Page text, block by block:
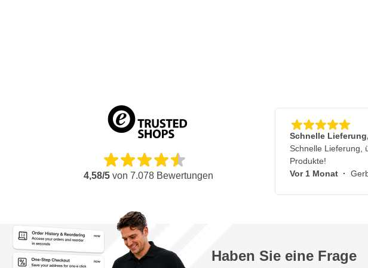
Grundierung, Primer und Füller
Dank des einstellbaren Arbeitsdrucks und der austauschbaren HEA ProTip-Düsen kann jede
Beschichtung mit dem richtigen Spritzbild aufgetragen werden, für professionelle Ergebnisse
Holz, Metall, Kunststoff und Wandflächen.
Eine für das gewünschte Spritzbild und die Beschichtungsart geeignete HEA ProTip-
anschließen
Stellen Sie den Arbeitsdruck auf den niedrigstmöglichen Wert für optimale Deckkraft und
4,58/5von 7.078Bewertungen
Schnelle
Schnelle Lieferung,
Produkte!
Vor 1 Monat ·
Haben Sie eine Frage